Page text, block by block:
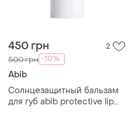
450 грн 2
500 грн -10%
Abib
Солнцезащитный бальзам
для губ abib protective lip